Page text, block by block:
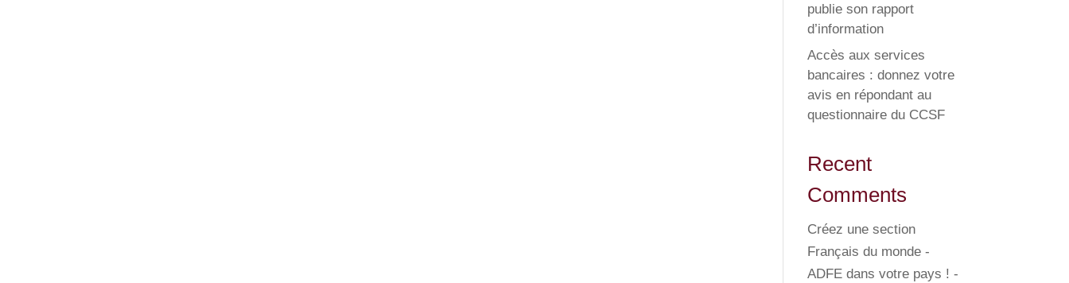
publie son rapport
d’information
Accès aux services
bancaires : donnez votre
avis en répondant au
questionnaire du CCSF
Recent
Comments
Créez une section
Français du monde -
ADFE dans votre pays ! -